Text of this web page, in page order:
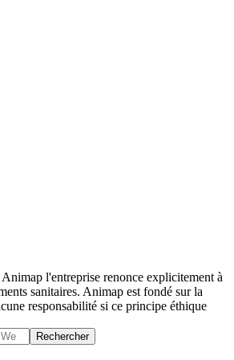
l'entreprise renonce explicitement à
sanitaires. Animap est fondé sur la
responsabilité si ce principe éthique